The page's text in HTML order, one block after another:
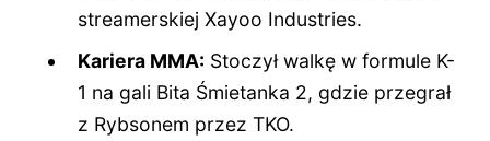
streamerskiej Xayoo Industries.
Kariera MMA: Stoczył walkę w formule K-
1 na gali Bita Śmietanka 2, gdzie przegrał
z Rybsonem przez TKO.